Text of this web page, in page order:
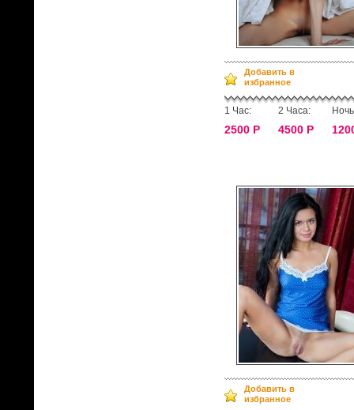
Добавить в
избранное
1 Час:
2500 Р
2 Часа:
4500 Р
Добавить в
избранное